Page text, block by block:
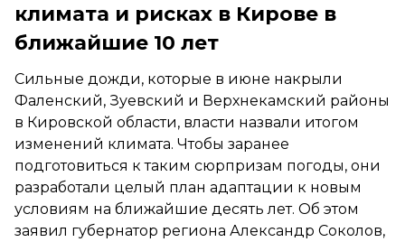
климата и рисках в Кирове в
ближайшие 10 лет
Сильные дожди, которые в июне накрыли
Фаленский, Зуевский и Верхнекамский районы
в Кировской области, власти назвали итогом
изменений климата. Чтобы заранее
подготовиться к таким сюрпризам погоды, они
разработали целый план адаптации к новым
условиям на ближайшие десять лет. Об этом
заявил губернатор региона Александр Соколов,